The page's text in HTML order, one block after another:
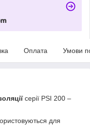
Оплата Умови
серії PSI 200 –
для